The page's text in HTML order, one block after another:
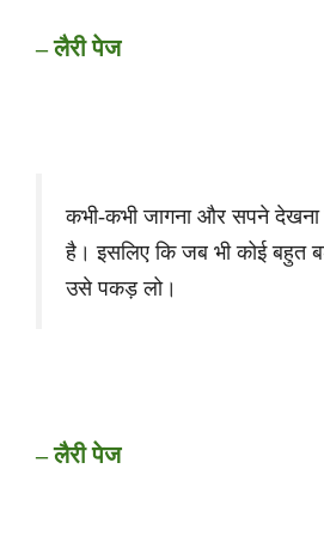
– लैरी पेज
कभी-कभी जागना और सपने देखना
है। इसलिए कि जब भी कोई बहुत
उसे पकड़ लो।
– लैरी पेज